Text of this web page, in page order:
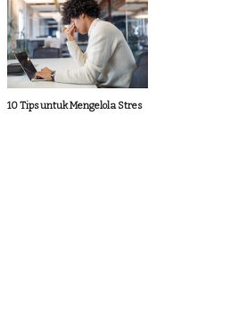
10 Tips untuk Mengelola Stres